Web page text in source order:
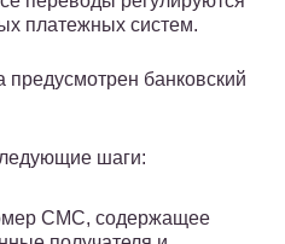
платежных систем.
банковский
шаги:
СМС, содержащее